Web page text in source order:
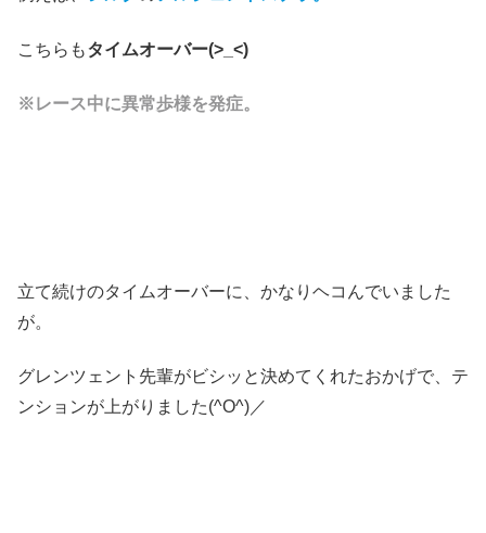
こちらもタイムオーバー(>_<)
※レース中に異常歩様を発症。
立て続けのタイムオーバーに、かなりヘコんでいました
が。
グレンツェント先輩がビシッと決めてくれたおかげで、テ
ンションが上がりました(^O^)／